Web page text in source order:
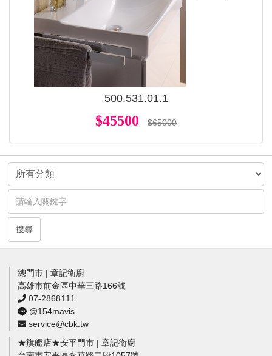
500.531.01.1
$45500 $65000
搜尋
總門市 | 章記衛廚
高雄市前金區中華三路166號
07-2868111
@154mavis
service@cbk.tw
★旗艦店★安平門市 | 章記衛廚